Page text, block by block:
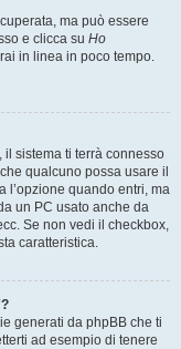
ma può essere
e clicca su Ho
in linea in poco tempo.
sistema ti terrà connesso
qualcuno possa usare il
l’opzione quando entri, ma
un PC usato anche da
Se non vedi il checkbox,
caratteristica.
generati da phpBB che ti
ad esempio di tenere